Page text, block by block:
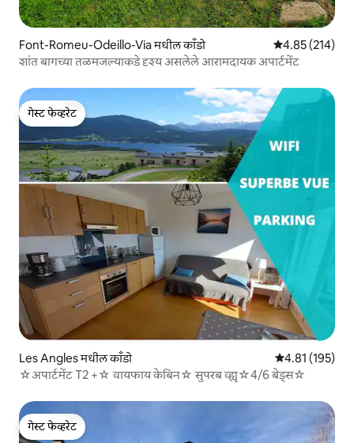
Font-Romeu-Odeillo-Via मधील काँडो 5 पैकी 4.85
4.85 (214)
शांत बागच्या तळमजल्याकडे दृश्य असलेले आरामदायक अपार्टमेंट
गेस्ट फेव्हरेट
गेस्ट फेव्हरेट
Les Angles मधील काँडो 5 पैकी 4.81
4.81 (195)
☆अपार्टमेंट T2 +☆ वायफाय केबिन☆ सुपरब व्ह्यू☆4/6 बेड्स☆
गेस्ट फेव्हरेट
गेस्ट फेव्हरेट